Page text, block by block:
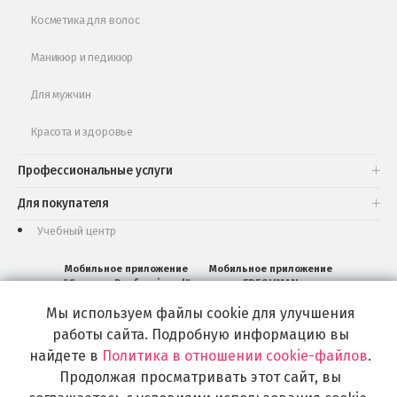
Косметика для волос
Маникюр и педикюр
Для мужчин
Красота и здоровье
Профессиональные услуги
Для покупателя
Учебный центр
Мобильное приложение
"Салоны Professional"
Мобильное
приложение
Professional
загрузить
Мобильное приложение
FRESHMAN
Мобильное
приложение
FRESHMAN
в
Google
Мы используем файлы cookie для улучшения
работы сайта. Подробную информацию вы
найдете в Политика в отношении cookie-файлов.
Продолжая просматривать этот сайт, вы